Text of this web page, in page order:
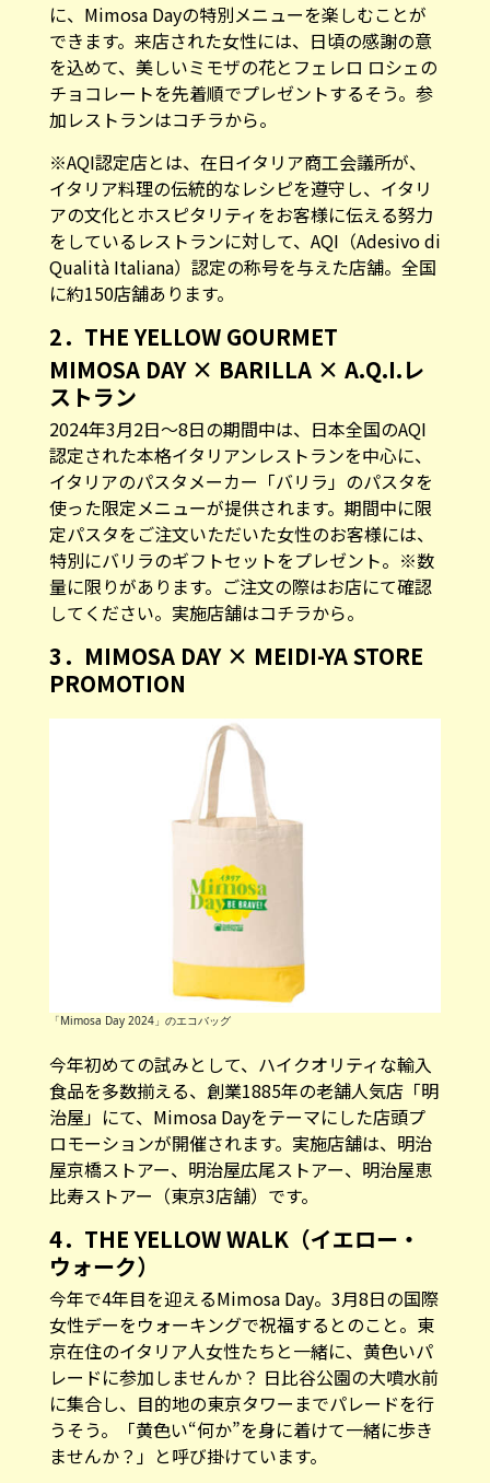
に、Mimosa Dayの特別メニューを楽しむことが
できます。来店された女性には、日頃の感謝の意
を込めて、美しいミモザの花とフェレロ ロシェの
チョコレートを先着順でプレゼントするそう。参
加レストランはコチラから。
※AQI認定店とは、在日イタリア商工会議所が、
イタリア料理の伝統的なレシピを遵守し、イタリ
アの文化とホスピタリティをお客様に伝える努力
をしているレストランに対して、AQI（Adesivo di
Qualità Italiana）認定の称号を与えた店舗。全国
に約150店舗あります。
2．THE YELLOW GOURMET
MIMOSA DAY × BARILLA × A.Q.I.レ
ストラン
2024年3月2日～8日の期間中は、日本全国のAQI
認定された本格イタリアンレストランを中心に、
イタリアのパスタメーカー「バリラ」のパスタを
使った限定メニューが提供されます。期間中に限
定パスタをご注文いただいた女性のお客様には、
特別にバリラのギフトセットをプレゼント。※数
量に限りがあります。ご注文の際はお店にて確認
してください。実施店舗はコチラから。
3．MIMOSA DAY × MEIDI-YA STORE
PROMOTION
「Mimosa Day 2024」のエコバッグ
今年初めての試みとして、ハイクオリティな輸入
食品を多数揃える、創業1885年の老舗人気店「明
治屋」にて、Mimosa Dayをテーマにした店頭プ
ロモーションが開催されます。実施店舗は、明治
屋京橋ストアー、明治屋広尾ストアー、明治屋恵
比寿ストアー（東京3店舗）です。
4．THE YELLOW WALK（イエロー・
ウォーク）
今年で4年目を迎えるMimosa Day。3月8日の国際
女性デーをウォーキングで祝福するとのこと。東
京在住のイタリア人女性たちと一緒に、黄色いパ
レードに参加しませんか？ 日比谷公園の大噴水前
に集合し、目的地の東京タワーまでパレードを行
うそう。「黄色い“何か”を身に着けて一緒に歩き
ませんか？」と呼び掛けています。